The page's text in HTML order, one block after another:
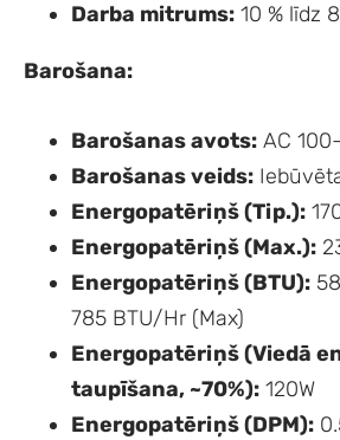
Darba mitrums: 10 % līdz
Barošana:
Barošanas avots: AC
Barošanas veids:
Energopatēriņš (Tip.):
Energopatēriņš (Max.):
Energopatēriņš (BTU):
785 BTU/Hr (Max)
Energopatēriņš (Viedā
taupīšana, ~70%): 120W
Energopatēriņš (DPM):